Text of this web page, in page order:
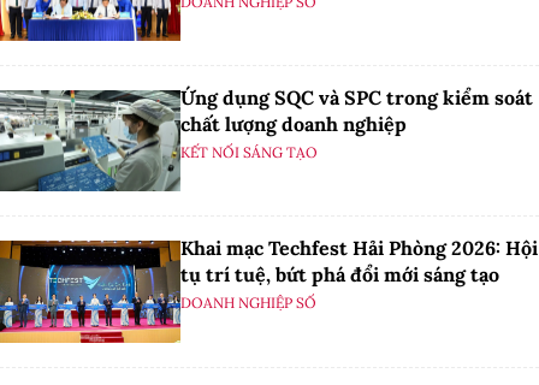
Ứng dụng SQC và SPC trong kiểm soát
chất lượng doanh nghiệp
KẾT NỐI SÁNG TẠO
Khai mạc Techfest Hải Phòng 2026: Hội
tụ trí tuệ, bứt phá đổi mới sáng tạo
DOANH NGHIỆP SỐ